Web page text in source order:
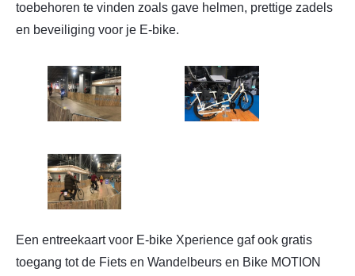
toebehoren te vinden zoals gave helmen, prettige zadels
en beveiliging voor je E-bike.
Een entreekaart voor E-bike Xperience gaf ook gratis
toegang tot de Fiets en Wandelbeurs en Bike MOTION